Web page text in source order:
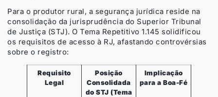
Para o produtor rural, a segurança jurídica reside na
consolidação da jurisprudência do Superior Tribunal
de Justiça (STJ). O Tema Repetitivo 1.145 solidificou
os requisitos de acesso à RJ, afastando controvérsias
sobre o registro:
Requisito
Legal
Posição
Consolidada
do STJ (Tema
Implicação
para a Boa-Fé